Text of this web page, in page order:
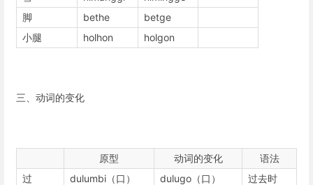
脚
bethe
betge
小腿
holhon holgon
三、动词的变化
原型 动词的变化
语法
过
dulumbi（口） dulugo（口）
过去时